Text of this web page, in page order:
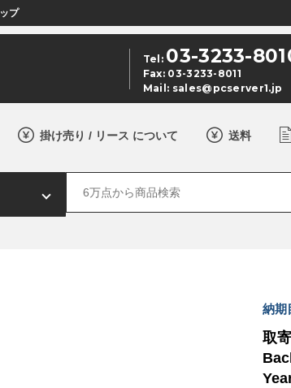
プ
Tel: 03-3233-
Fax: 03-3233-8011
Mail: sales@pcserver1.jp
掛け売り / リース について 送料
納期
取